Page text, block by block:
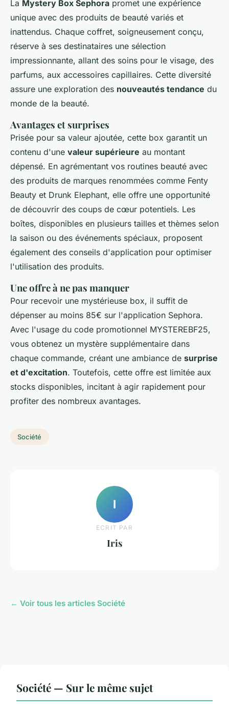
La Mystery Box Sephora promet une expérience
unique avec des produits de beauté variés et
inattendus. Chaque coffret, soigneusement conçu,
réserve à ses destinataires une sélection
impressionnante, allant des soins pour le visage, des
parfums, aux accessoires capillaires. Cette diversité
assure une exploration des nouveautés tendance du
monde de la beauté.
Avantages et surprises
Prisée pour sa valeur ajoutée, cette box garantit un
contenu d'une valeur supérieure au montant
dépensé. En agrémentant vos routines beauté avec
des produits de marques renommées comme Fenty
Beauty et Drunk Elephant, elle offre une opportunité
de découvrir des coups de cœur potentiels. Les
boîtes, disponibles en plusieurs tailles et thèmes selon
la saison ou des événements spéciaux, proposent
également des conseils d'application pour optimiser
l'utilisation des produits.
Une offre à ne pas manquer
Pour recevoir une mystérieuse box, il suffit de
dépenser au moins 85€ sur l'application Sephora.
Avec l'usage du code promotionnel MYSTEREBF25,
vous obtenez un mystère supplémentaire dans
chaque commande, créant une ambiance de surprise
et d'excitation. Toutefois, cette offre est limitée aux
stocks disponibles, incitant à agir rapidement pour
profiter des nombreux avantages.
Société
I
ECRIT PAR
Iris
← Voir tous les articles Société
Société — Sur le même sujet